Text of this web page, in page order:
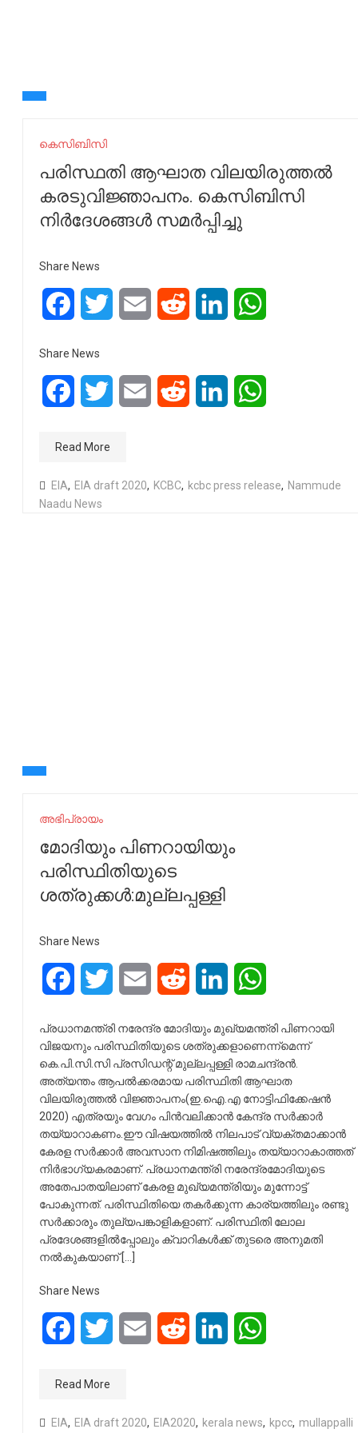
കെസിബിസി
പരിസ്ഥതി ആഘാത വിലയിരുത്തൽ
കരടുവിജ്ഞാപനം. കെസിബിസി
നിർദേശങ്ങൾ സമർപ്പിച്ചു
Share News
FacebookTwitter Email Reddit LinkedIn
Share News
FacebookTwitter Email Reddit LinkedIn
Read More
EIA, EIA draft 2020, KCBC, kcbc press release, Nammude
Naadu News
അഭിപ്രായം
മോദിയും പിണറായിയും
പരിസ്ഥിതിയുടെ
ശത്രുക്കള്‍:മുല്ലപ്പള്ളി
Share News
FacebookTwitter Email Reddit LinkedIn
പ്രധാനമന്ത്രി നരേന്ദ്ര മോദിയും മുഖ്യമന്ത്രി പിണറായി
വിജയനും പരിസ്ഥിതിയുടെ ശത്രുക്കളാണെന്ന്മെന്ന്
കെ.പി.സി.സി പ്രസിഡന്റ് മുല്ലപ്പള്ളി രാമചന്ദ്രന്‍.
അത്യന്തം ആപല്‍ക്കരമായ പരിസ്ഥിതി ആഘാത
വിലയിരുത്തല്‍ വിജ്ഞാപനം(ഇ.ഐ.എ നോട്ടിഫിക്കേഷന്‍
2020) എത്രയും വേഗം പിന്‍വലിക്കാന്‍ കേന്ദ്ര സര്‍ക്കാര്‍
തയ്യാറാകണം.ഈ വിഷയത്തില്‍ നിലപാട് വ്യക്തമാക്കാന്‍
കേരള സര്‍ക്കാര്‍ അവസാന നിമിഷത്തിലും തയ്യാറാകാത്തത്
നിര്‍ഭാഗ്യകരമാണ്. പ്രധാനമന്ത്രി നരേന്ദ്രമോദിയുടെ
അതേപാതയിലാണ് കേരള മുഖ്യമന്ത്രിയും മുന്നോട്ട്
പോകുന്നത്. പരിസ്ഥിതിയെ തകര്‍ക്കുന്ന കാര്യത്തിലും രണ്ടു
സര്‍ക്കാരും തുല്യപങ്കാളികളാണ്. പരിസ്ഥിതി ലോല
പ്രദേശങ്ങളില്‍പ്പോലും ക്വാറികള്‍ക്ക് തുടരെ അനുമതി
നല്‍കുകയാണ് […]
Share News
FacebookTwitter Email Reddit LinkedIn
Read More
EIA, EIA draft 2020, EIA2020, kerala news, kpcc, mullappalli